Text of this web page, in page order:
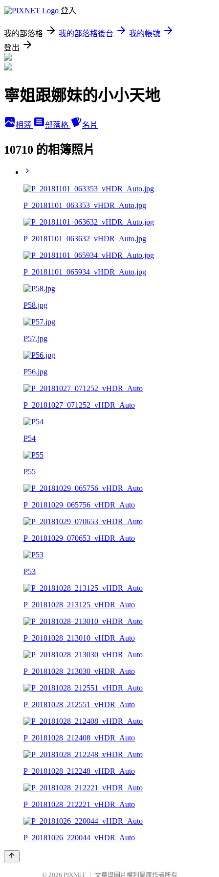
登入
我的部落格 我的部落格後台
我的帳號
登出
寧姐跟娜妹的小小天地
相簿 部落格 名片
10710 的相簿照片
P_20181101_063353_vHDR_Auto.jpg
P_20181101_063632_vHDR_Auto.jpg
P_20181101_065934_vHDR_Auto.jpg
P58.jpg
P57.jpg
P56.jpg
P_20181027_071252_vHDR_Auto
P54
P55
P_20181029_065756_vHDR_Auto
P_20181029_070653_vHDR_Auto
P53
P_20181028_213125_vHDR_Auto
P_20181028_213010_vHDR_Auto
P_20181028_213030_vHDR_Auto
P_20181028_212551_vHDR_Auto
P_20181028_212408_vHDR_Auto
P_20181028_212248_vHDR_Auto
P_20181028_212221_vHDR_Auto
P_20181026_220044_vHDR_Auto
© 2026 PIXNET 文章與圖片權利屬原作者所有